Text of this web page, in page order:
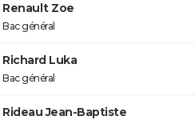
Renault Zoe
Bac général
Richard Luka
Bac général
Rideau Jean-Baptiste